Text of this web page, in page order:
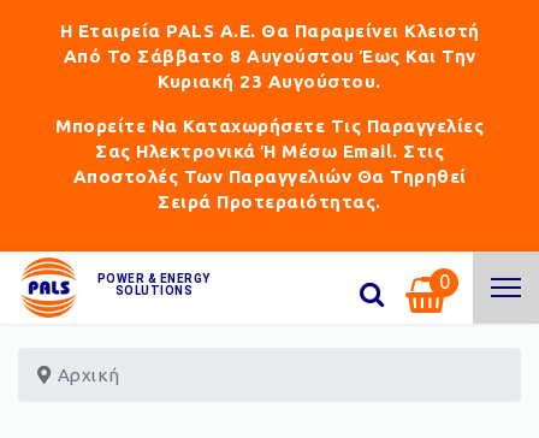
Η Εταιρεία PALS Α.Ε. Θα Παραμείνει Κλειστή
Από Το Σάββατο 8 Αυγούστου Έως Και Την
Κυριακή 23 Αυγούστου.
Μπορείτε Να Καταχωρήσετε Τις Παραγγελίες
Σας Ηλεκτρονικά Ή Μέσω Email. Στις
Αποστολές Των Παραγγελιών Θα Τηρηθεί
Σειρά Προτεραιότητας.
POWER & ENERGY
SOLUTIONS
0
Αρχική